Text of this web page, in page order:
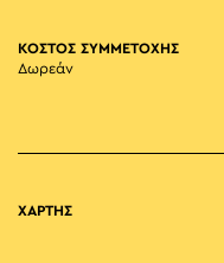
ΚΟΣΤΟΣ ΣΥΜΜΕΤΟΧΗΣ
Δωρεάν
ΧΑΡΤΗΣ